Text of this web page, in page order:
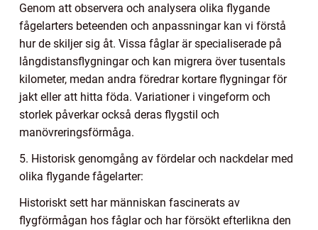
Genom att observera och analysera olika flygande
fågelarters beteenden och anpassningar kan vi förstå
hur de skiljer sig åt. Vissa fåglar är specialiserade på
långdistansflygningar och kan migrera över tusentals
kilometer, medan andra föredrar kortare flygningar för
jakt eller att hitta föda. Variationer i vingeform och
storlek påverkar också deras flygstil och
manövreringsförmåga.
5. Historisk genomgång av fördelar och nackdelar med
olika flygande fågelarter:
Historiskt sett har människan fascinerats av
flygförmågan hos fåglar och har försökt efterlikna den